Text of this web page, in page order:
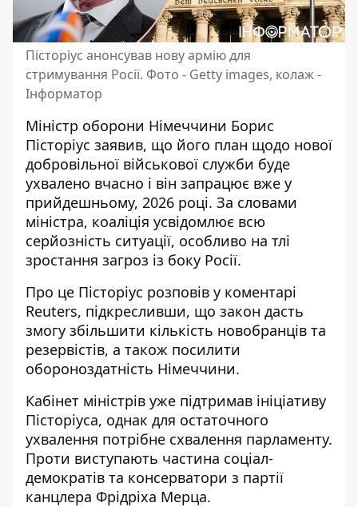
Пісторіус анонсував нову армію для
стримування Росії. Фото - Getty images, колаж -
Інформатор
Міністр оборони Німеччини Борис
Пісторіус заявив, що його план щодо нової
добровільної військової служби буде
ухвалено вчасно і він запрацює вже у
прийдешньому, 2026 році. За словами
міністра, коаліція усвідомлює всю
серйозність ситуації, особливо на тлі
зростання загроз із боку Росії.
Про це Пісторіус розповів у коментарі
Reuters, підкресливши, що закон дасть
змогу збільшити кількість новобранців та
резервістів, а також посилити
обороноздатність Німеччини.
Кабінет міністрів уже підтримав ініціативу
Пісторіуса, однак для остаточного
ухвалення потрібне схвалення парламенту.
Проти виступають частина соціал-
демократів та консерватори з партії
канцлера Фрідріха Мерца.